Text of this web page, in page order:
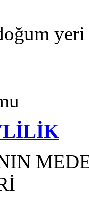
yeri